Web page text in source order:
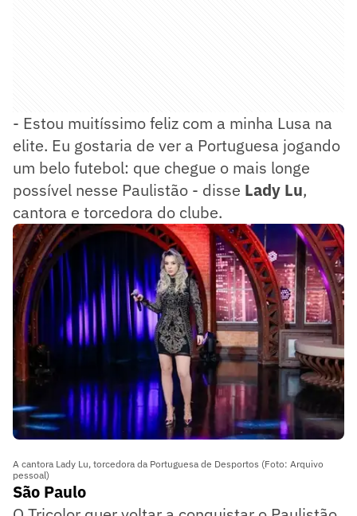
- Estou muitíssimo feliz com a minha Lusa na
elite. Eu gostaria de ver a Portuguesa jogando
um belo futebol: que chegue o mais longe
possível nesse Paulistão - disse Lady Lu,
cantora e torcedora do clube.
A cantora Lady Lu, torcedora da Portuguesa de Desportos (Foto: Arquivo
pessoal)
São Paulo